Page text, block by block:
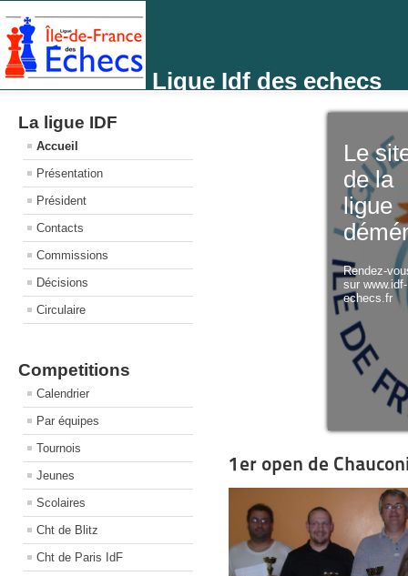
Ligue Idf des echecs
La ligue IDF
Accueil
Présentation
Président
Contacts
Commissions
Décisions
Circulaire
Competitions
Calendrier
Par équipes
Tournois
Jeunes
Scolaires
Cht de Blitz
Cht de Paris IdF
Le
de la
ligue
Rendez-
sur www.idf-
echecs.fr
1er open de